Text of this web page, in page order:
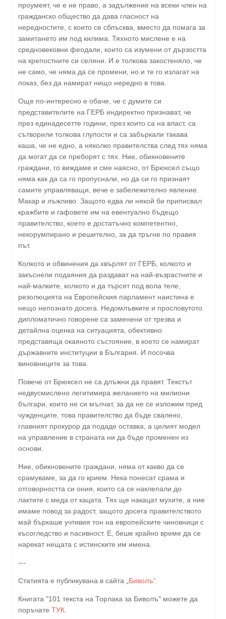
проумеят, че е не право, а задължение на всеки член на
гражданско общество да дава гласност на
нередностите, с които се сблъсква, вместо да помага за
замитането им под килима. Тяхното мислене е на
средновековни феодали, които са изумени от дързостта
на крепостните си селяни. И е толкова закостеняло, че
не само, че няма да се промени, но и те го излагат на
показ, без да намират нищо нередно в това.
Още по-интересно е обаче, че с думите си
представителите на ГЕРБ индиректно признават, че
през единадесетте години, през които са на власт, са
сътворили толкова глупости и са забъркали такава
каша, че не едно, а няколко правителства след тях няма
да могат да се преборят с тях. Ние, обикновените
граждани, го виждаме и сме наясно, от Брюксел също
няма как да са го пропуснали, но да си го признаят
самите управляващи, вече е забележително явление.
Макар и лъжливо. Защото едва ли някой би приписвал
кражбите и гафовете им на евентуално бъдещо
правителство, което е достатъчно компетентно,
некорумпирано и решително, за да тръгне по правия
път.
Колкото и обвинения да хвърлят от ГЕРБ, колкото и
закъснели подаяния да раздават на най-възрастните и
най-малките, колкото и да търсят под вола теле,
резолюцията на Европейския парламент наистина е
нещо непознато досега. Недомлъвките и прословутото
дипломатично говорене са заменени от трезва и
детайлна оценка на ситуацията, обективно
представяща окаяното състояние, в което се намират
държавните институции в България. И посочва
виновниците за това.
Повече от Брюксел не са длъжни да правят. Текстът
недвусмислено легитимира желанието на милиони
българи, които не си мълчат, за да не се изложим пред
чужденците, това правителство да бъде свалено,
главният прокурор да подаде оставка, а целият модел
на управление в страната ни да бъде променен из
основи.
Ние, обикновените граждани, няма от какво да се
срамуваме, за да го крием. Нека понесат срама и
отговорността си ония, които са се наклепали до
лактите с меда от кацата. Тях ще накацат мухите, а ние
имаме повод за радост, защото досега правителството
май бъркаше учтивия тон на европейските чиновници с
късогледство и пасивност. Е, беше крайно време да се
нарекат нещата с истинските им имена.
---
Статията е публикувана в сайта „ Биволъ“
Книгата "101 текста на Торлака за Биволъ" можете да
поръчате ТУК.